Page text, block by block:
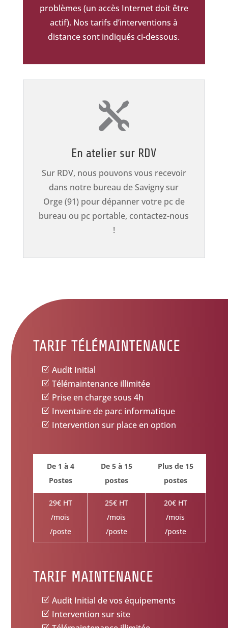
problèmes (un accès Internet doit être
actif). Nos tarifs d’interventions à
distance sont indiqués ci-dessous.

En atelier sur RDV
Sur RDV, nous pouvons vous recevoir
dans notre bureau de Savigny sur
Orge (91) pour dépanner votre pc de
bureau ou pc portable, contactez-nous
!
TARIF TÉLÉMAINTENANCE
Audit Initial
Télémaintenance illimitée
Prise en charge sous 4h
Inventaire de parc informatique
Intervention sur place en option
De 1 à 4
Postes
De 5 à 15
postes
Plus de 15
postes
29€ HT
/mois
/poste
25€ HT
/mois
/poste
20€ HT
/mois
/poste
TARIF MAINTENANCE
Audit Initial de vos équipements
Intervention sur site